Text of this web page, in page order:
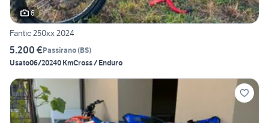
6
Fantic 250xx 2024
5.200 €Passirano(BS)
Usato06/20240 KmCross / Enduro